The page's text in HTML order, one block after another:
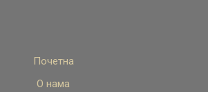
Почетна
О нама